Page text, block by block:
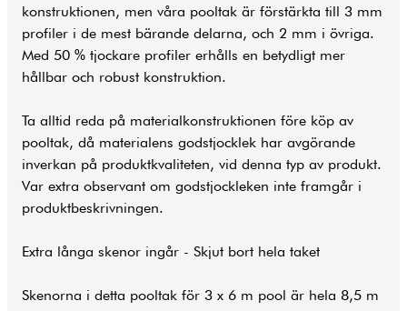
konstruktionen, men våra pooltak är förstärkta till 3 mm
profiler i de mest bärande delarna, och 2 mm i övriga.
Med 50 % tjockare profiler erhålls en betydligt mer
hållbar och robust konstruktion.
Ta alltid reda på materialkonstruktionen före köp av
pooltak, då materialens godstjocklek har avgörande
inverkan på produktkvaliteten, vid denna typ av produkt.
Var extra observant om godstjockleken inte framgår i
produktbeskrivningen.
Extra långa skenor ingår - Skjut bort hela taket
Skenorna i detta pooltak för 3 x 6 m pool är hela 8,5 m